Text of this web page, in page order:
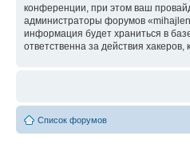
конференции, при этом ваш
администраторы форумов
информация будет храниться в
ответственна за действия
Список форумов